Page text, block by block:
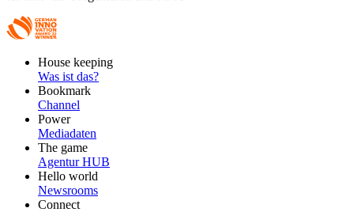
FooterHouse keeping
Was ist das?
Bookmark
Channel
Power
Mediadaten
The game
Agentur HUB
Hello world
Newsrooms
Connect